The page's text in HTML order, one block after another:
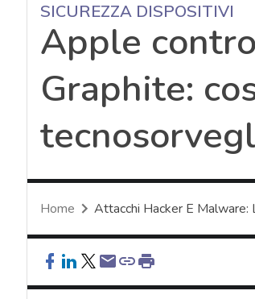
SICUREZZA DISPOSITIVI
Apple
Graphite:
Home Attacchi Hacker E